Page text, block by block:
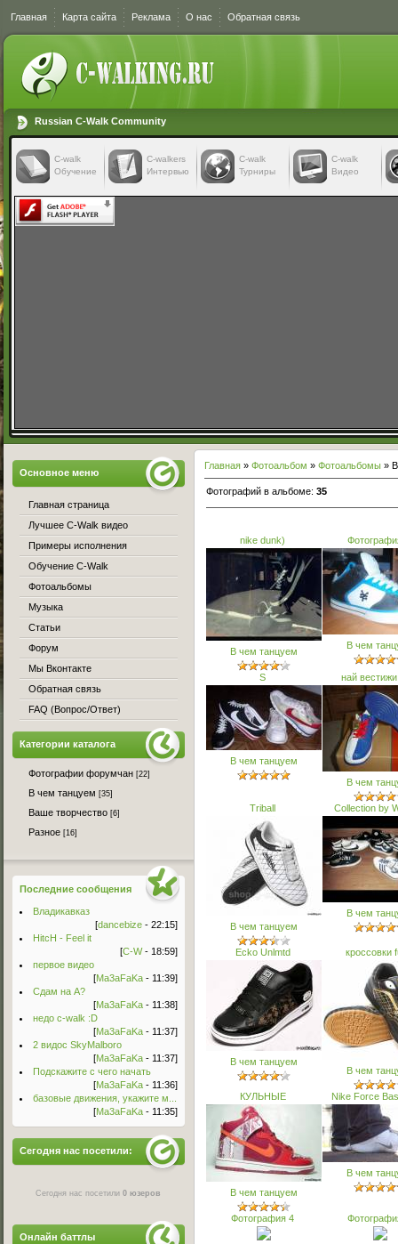
Главная Карта сайта Реклама О нас Обратная связь
Russian C-Walk Community
C-walk
Обучение
C-walkers
Интервью
С-walk
Турниры
С-walk
Видео
Главная » Фотоальбом » Фотоальбомы »
Фотографий в альбоме: 35
nike dunk)
В чем танцуем
В чем
S
В чем танцуем
най
В чем
Triball
В чем танцуем
Collection by
В чем
Ecko Unlmtd
В чем танцуем
кроссовки
В чем
КУЛЬНЫЕ
В чем танцуем
Nike Force
В чем
Фотография 4
Основное меню
Главная страница
Лучшее C-Walk видео
Примеры исполнения
Обучение C-Walk
Фотоальбомы
Музыка
Статьи
Форум
Мы Вконтакте
Обратная связь
FAQ (Вопрос/Ответ)
Категории каталога
Фотографии форумчан [22]
В чем танцуем [35]
Ваше творчество [6]
Разное [16]
Последние сообщения
Владикавказ
[dancebize - 22:15]
HitcH - Feel it
[C-W- 18:59]
первое видео
[Ma3aFaKa - 11:39]
Сдам на А?
[Ma3aFaKa - 11:38]
недо c-walk :D
[Ma3aFaKa - 11:37]
2 видос SkyMalboro
[Ma3aFaKa - 11:37]
Подскажите с чего начать
[Ma3aFaKa - 11:36]
базовые движения, укажите м...
[Ma3aFaKa - 11:35]
Сегодня нас посетили:
Сегодня нас посетили0 юзеров
Онлайн баттлы